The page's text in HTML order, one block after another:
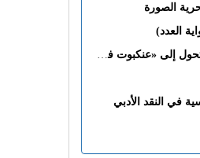
الصورة
العدد)
عنكبوت التاريخ يتحول إلى «عنكبوت فى القلب»
في النقد الأدبي